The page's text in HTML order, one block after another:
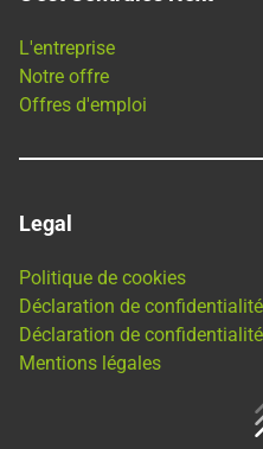
L'entreprise
Notre offre
Offres d'emploi
Legal
Politique de cookies
Déclaration de confidentialité
Déclaration de
Mentions légales